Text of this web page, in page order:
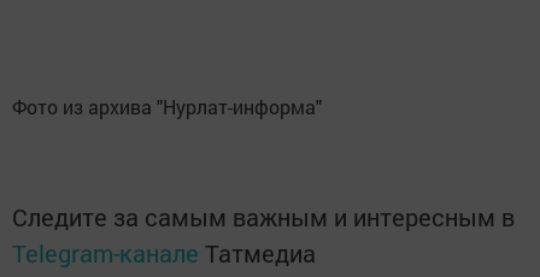
Фото из архива "Нурлат-информа"
Следите за самым важным и интересным в
Telegram-канале Татмедиа